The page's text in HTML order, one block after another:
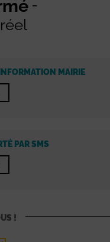
MAIRIE
PAR SMS
!